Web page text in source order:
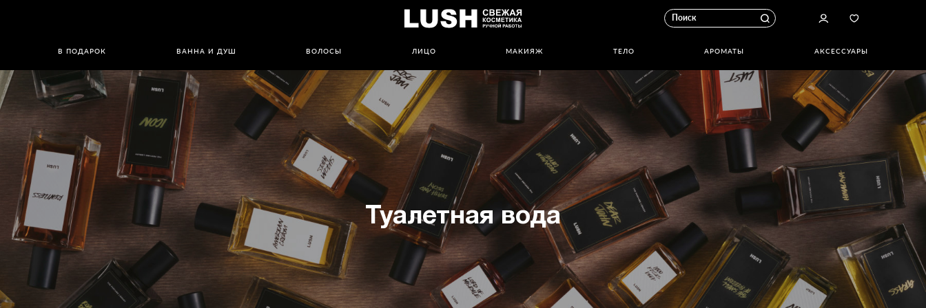
В ПОДАРОК ВАННА И ДУШ ВОЛОСЫ ЛИЦО МАКИЯЖ ТЕЛО АРОМАТЫ АКСЕССУАРЫ
Туалетная вода